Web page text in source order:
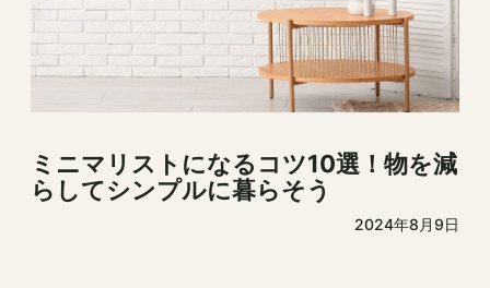
ミニマリストになるコツ10選！物を減
らしてシンプルに暮らそう
2024年8月9日